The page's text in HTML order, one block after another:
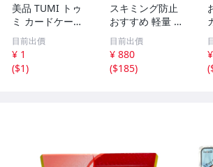
美品 TUMI トゥ
ミ カードケース
パスケース 名刺
入れ ブラック 黒
定期入れ シンプ
ル レザー
目前出價
¥ 1
($1)
スキミング防止
おすすめ 軽量 メ
タリックカードケ
ース シルバー お
得 6枚
目前出價
¥ 880
($185)
(